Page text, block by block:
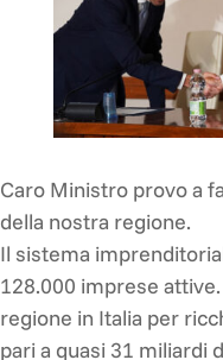
Caro Ministro provo a
della nostra regione.
Il sistema
128.000 imprese attive.
regione in Italia per
pari a quasi 31 miliardi